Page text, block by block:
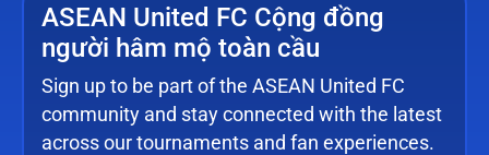
ASEAN United FC Cộng đồng
người hâm mộ toàn cầu
Sign up to be part of the ASEAN United FC
community and stay connected with the latest
across our tournaments and fan experiences.